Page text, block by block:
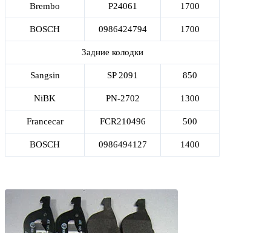
Brembo P24061 1700
BOSCH 0986424794 1700
Задние колодки
Sangsin SP 2091 850
NiBK PN-2702 1300
Francecar FCR210496 500
BOSCH 0986494127 1400